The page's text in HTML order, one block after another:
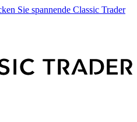
Sie spannende Classic Trader